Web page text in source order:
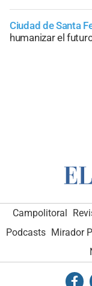
Ciudad de Santa
humanizar el
Campolitoral
Podcasts Mirador